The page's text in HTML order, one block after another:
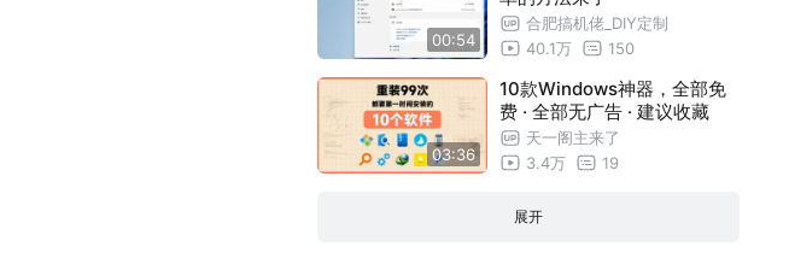
00:54
合肥搞机佬_DIY定制
40.1万
150
03:36
10款Windows神器，全部免
费 · 全部无广告 · 建议收藏
天一阁主来了
3.4万
19
展开